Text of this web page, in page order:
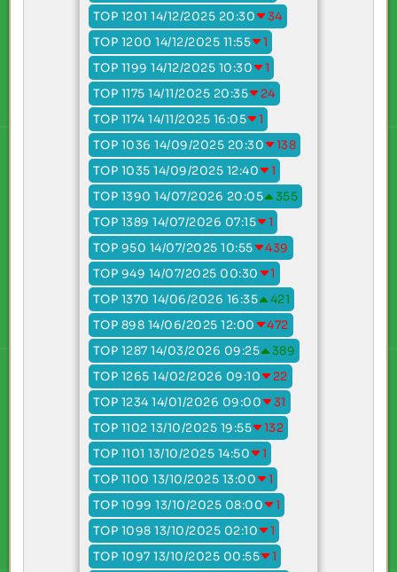
TOP 1201 14/12/2025 20:30
34
TOP 1200 14/12/2025 11:55
1
TOP 1199 14/12/2025 10:30
1
TOP 1175 14/11/2025 20:35
24
TOP 1174 14/11/2025 16:05
1
TOP 1036 14/09/2025 20:30
138
TOP 1035 14/09/2025 12:40
1
TOP 1390 14/07/2026 20:05
355
TOP 1389 14/07/2026 07:15
1
TOP 950 14/07/2025 10:55
439
TOP 949 14/07/2025 00:30
1
TOP 1370 14/06/2026 16:35
421
TOP 898 14/06/2025 12:00
472
TOP 1287 14/03/2026 09:25
389
TOP 1265 14/02/2026 09:10
22
TOP 1234 14/01/2026 09:00
31
TOP 1102 13/10/2025 19:55
132
TOP 1101 13/10/2025 14:50
1
TOP 1100 13/10/2025 13:00
1
TOP 1099 13/10/2025 08:00
1
TOP 1098 13/10/2025 02:10
1
TOP 1097 13/10/2025 00:55
1